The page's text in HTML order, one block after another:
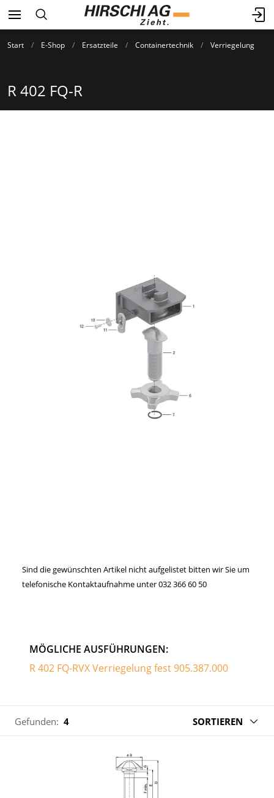
Start E-Shop Ersatzteile Containertechnik Verriegelung
R 402 FQ-R
Sind die gewünschten Artikel nicht aufgelistet bitten wir Sie um
telefonische Kontaktaufnahme unter 032 366 60 50
MÖGLICHE AUSFÜHRUNGEN:
R 402 FQ-RVX Verriegelung fest 905.387.000
Gefunden: 4 SORTIEREN